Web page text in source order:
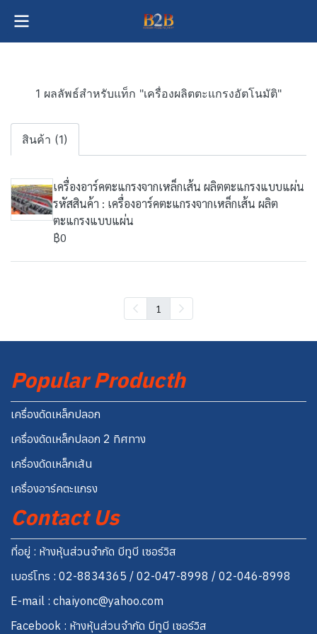
1 ผลลัพธ์สำหรับแท็ก "เครื่องผลิตตะแกรงอัตโนมัติ"
สินค้า (1)
เครื่องอาร์คตะแกรงจากเหล็กเส้น ผลิตตะแกรงแบบแผ่น
รหัสสินค้า : เครื่องอาร์คตะแกรงจากเหล็กเส้น ผลิต
ตะแกรงแบบแผ่น
฿0
1
Popular Producth
เครื่องดัดเหล็กปลอก
เครื่องดัดเหล็กปลอก 2 ทิศทาง
เครื่องดัดเหล็กเส้น
เครื่องอาร์คตะแกรง
Contact Us
ที่อยู่ : ห้างหุ้นส่วนจำกัด บีทูบี เซอร์วิส
เบอร์โทร : 02-8834365 / 02-047-8998 / 02-046-8998
E-mail : chaiyonc@yahoo.com
Facebook : ห้างหุ้นส่วนจำกัด บีทูบี เซอร์วิส